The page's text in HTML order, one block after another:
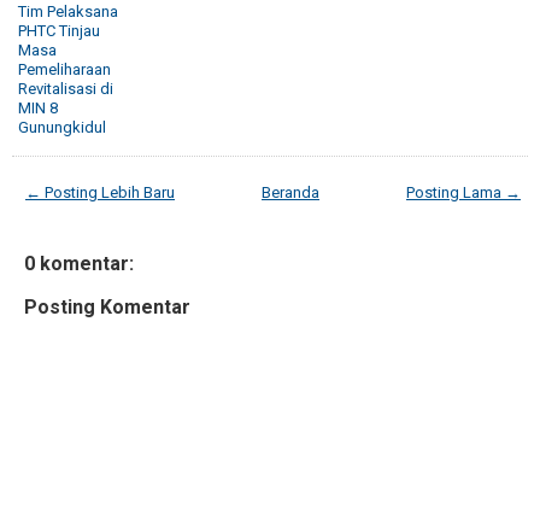
Tim Pelaksana
PHTC Tinjau
Masa
Pemeliharaan
Revitalisasi di
MIN 8
Gunungkidul
← Posting Lebih Baru Posting Lama →
Beranda
0 komentar:
Posting Komentar